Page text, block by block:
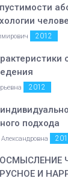
2012
2012
подхода
И